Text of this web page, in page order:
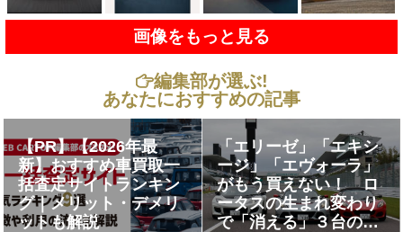
画像をもっと見る
編集部が選ぶ!
あなたにおすすめの記事
【PR】【2026年最
新】おすすめ車買取一
括査定サイトランキン
グ｜メリット・デメリ
ットも解説
「エリーゼ」「エキシ
ージ」「エヴォーラ」
がもう買えない！ ロ
ータスの生まれ変わり
で「消える」３台の名